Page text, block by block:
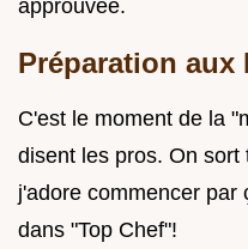
approuvée.
Préparation
C'est le moment de la
disent les pros. On
j'adore commencer par
dans "Top Chef"!